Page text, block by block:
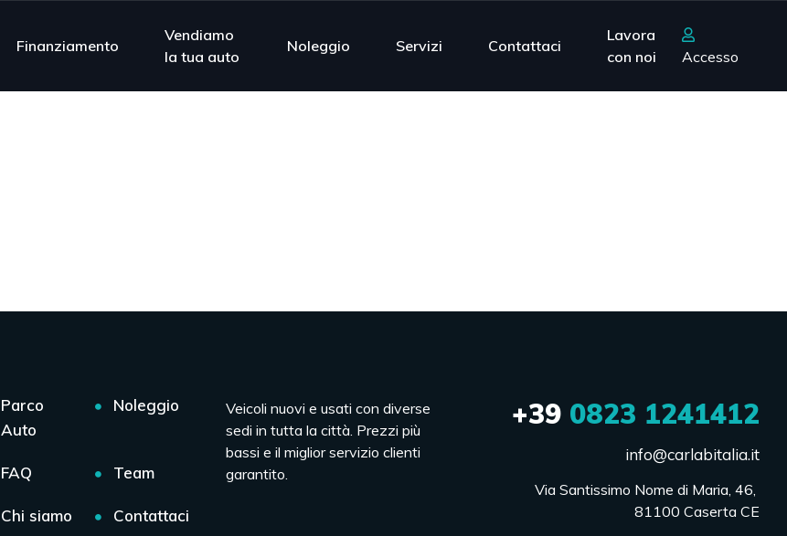
Finanziamento
Vendiamo
la tua auto
Noleggio Servizi Contattaci
Lavora
con noi
Accesso
Parco
Auto
Noleggio
FAQ Team
Chi siamo Contattaci
Veicoli nuovi e usati con diverse
sedi in tutta la città. Prezzi più
bassi e il miglior servizio clienti
garantito.
+390823 1241412
info@carlabitalia.it
Via Santissimo Nome di Maria, 46,
81100 Caserta CE